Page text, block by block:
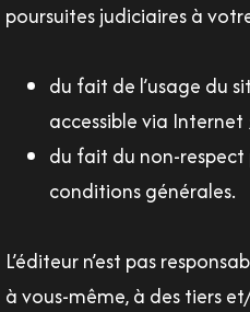
poursuites judiciaires à
du fait de l’usage du
accessible via Internet
du fait du non-respect
conditions générales.
L’éditeur n’est pas
à vous-même, à des tiers